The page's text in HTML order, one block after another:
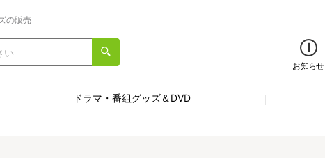
の販売
お知らせ
ドラマ・番組グッズ＆DVD